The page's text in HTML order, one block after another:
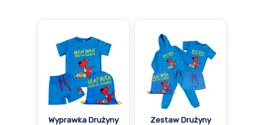
Wyprawka Drużyny Zestaw Drużyny